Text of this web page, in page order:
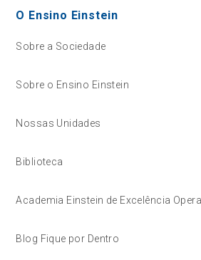
O Ensino Einstein
Sobre a Sociedade
Sobre o Ensino Einstein
Nossas Unidades
Biblioteca
Academia Einstein de Excelência
Blog Fique por Dentro